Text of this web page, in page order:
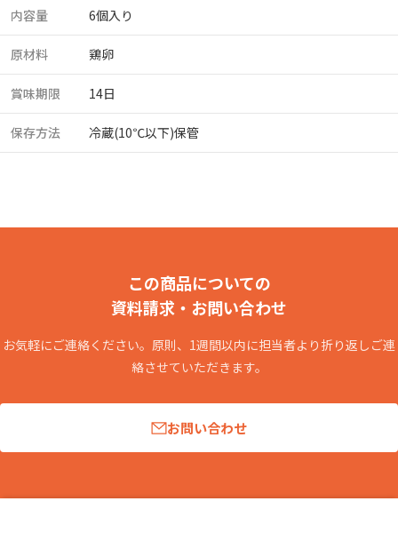
内容量 6個入り
原材料 鶏卵
賞味期限 14日
保存方法 冷蔵(10℃以下)保管
この商品についての
資料請求・お問い合わせ
お気軽にご連絡ください。原則、1週間以内に担当者より折り返しご連
絡させていただきます。
お問い合わせ